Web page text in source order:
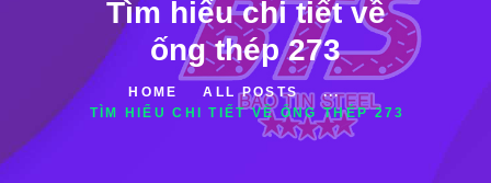
Tìm hiểu chi tiết về
ống thép 273
HOME ALL POSTS
...
TÌM HIỂU CHI TIẾT VỀ ỐNG THÉP 273
TIN TỨC
LIÊN HỆ